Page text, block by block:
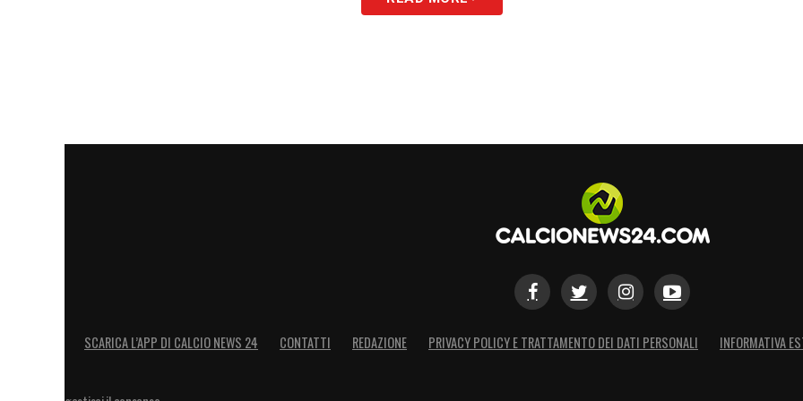
SCARICA L’APP DI CALCIO NEWS 24 CONTATTI REDAZIONE PRIVACY POLICY E TRATTAMENTO DEI DATI PERSONALI INFORMATIVA